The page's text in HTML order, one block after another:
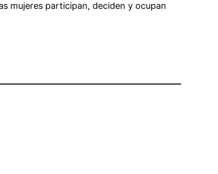
mujeres participan, deciden y ocupan